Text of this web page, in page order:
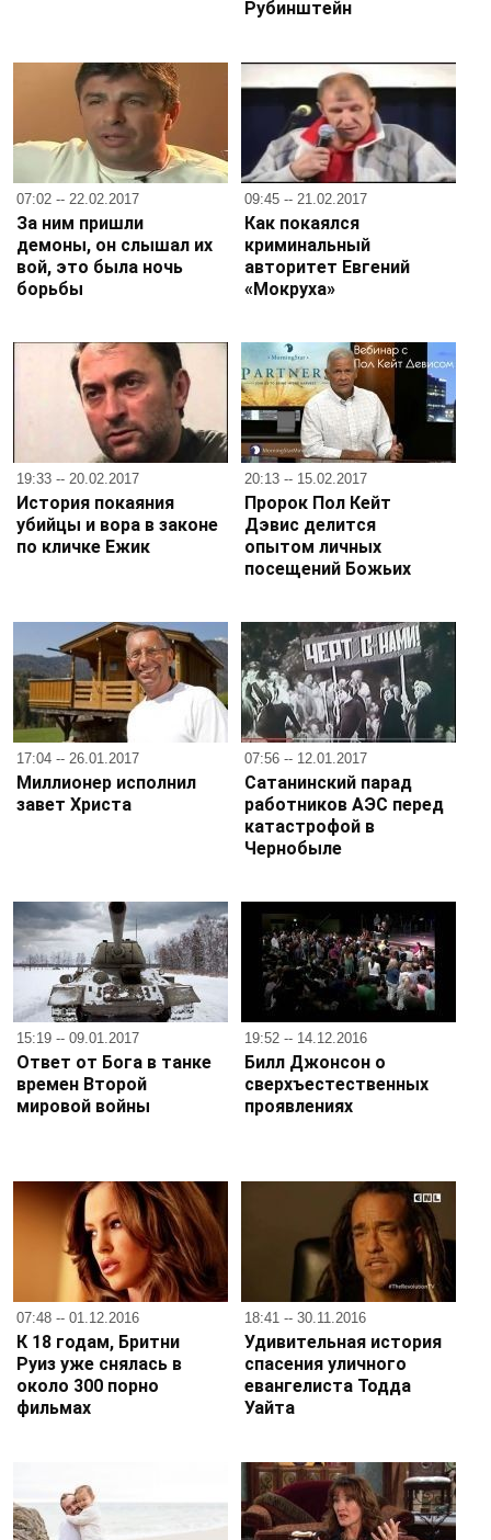
Рубинштейн
07:02 -- 22.02.2017
За ним пришли
демоны, он слышал их
вой, это была ночь
борьбы
09:45 -- 21.02.2017
Как покаялся
криминальный
авторитет Евгений
«Мокруха»
19:33 -- 20.02.2017
История покаяния
убийцы и вора в законе
по кличке Ежик
20:13 -- 15.02.2017
Пророк Пол Кейт
Дэвис делится
опытом личных
посещений Божьих
17:04 -- 26.01.2017
Миллионер исполнил
завет Христа
07:56 -- 12.01.2017
Сатанинский парад
работников АЭС перед
катастрофой в
Чернобыле
15:19 -- 09.01.2017
Ответ от Бога в танке
времен Второй
мировой войны
19:52 -- 14.12.2016
Билл Джонсон о
сверхъестественных
проявлениях
07:48 -- 01.12.2016
К 18 годам, Бритни
Руиз уже снялась в
около 300 порно
фильмах
18:41 -- 30.11.2016
Удивительная история
спасения уличного
евангелиста Тодда
Уайта